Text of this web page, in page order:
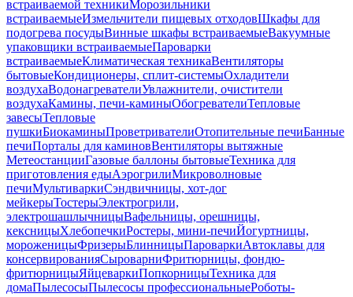
встраиваемой техникиМорозильники
встраиваемыеИзмельчители пищевых отходовШкафы для
подогрева посудыВинные шкафы встраиваемыеВакуумные
упаковщики встраиваемыеПароварки
встраиваемыеКлиматическая техникаВентиляторы
бытовыеКондиционеры, сплит-системыОхладители
воздухаВодонагревателиУвлажнители, очистители
воздухаКамины, печи-каминыОбогревателиТепловые
завесыТепловые
пушкиБиокаминыПроветривателиОтопительные печиБанные
печиПорталы для каминовВентиляторы вытяжные
МетеостанцииГазовые баллоны бытовыеТехника для
приготовления едыАэрогрилиМикроволновые
печиМультиваркиСэндвичницы, хот-дог
мейкерыТостерыЭлектрогрили,
электрошашлычницыВафельницы, орешницы,
кексницыХлебопечкиРостеры, мини-печиЙогуртницы,
мороженицыФризерыБлинницыПароваркиАвтоклавы для
консервированияСыроварниФритюрницы, фондю-
фритюрницыЯйцеваркиПопкорницыТехника для
домаПылесосыПылесосы профессиональныеРоботы-